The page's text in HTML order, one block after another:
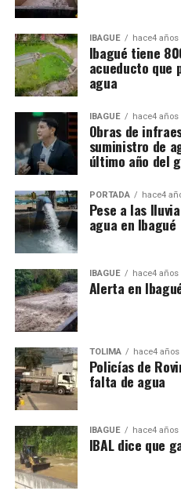
IBAGUÉ hace4 años
Ibagué tiene
acueducto que
agua
IBAGUÉ hace4 años
Obras de
suministro de
último año del
PORTADA hace4
Pese a las
agua en Ibagué
IBAGUÉ hace4 años
Alerta en
TOLIMA hace4 años
Policías de
falta de agua
IBAGUÉ hace4 años
IBAL dice que